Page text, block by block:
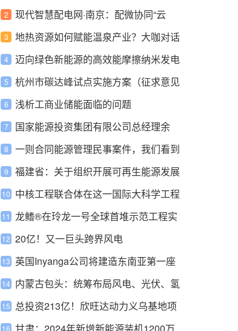
现代智慧配电网·南京：配微协同“云
边”、“光储直柔”互联，能源胜景呈现
地热资源如何赋能温泉产业？大咖对话
共研技术创新
迈向绿色新能源的高效能摩擦纳米发电
机问世
杭州市碳达峰试点实施方案（征求意见
稿）：推动化石能源清洁高效利用
浅析工商业储能面临的问题
国家能源投资集团有限公司总经理余
兵：传统能源的绿色低碳转型正在加速
一则合同能源管理民事案件，我们看到
了什么？
福建省：关于组织开展可再生能源发展
试点示范项目申报的通知
中核工程联合体在这一国际大科学工程
中成功中标
龙鳍®在玲龙一号全球首堆示范工程实
现首台套应用
20亿！又一巨头跨界风电
英国Inyanga公司将建造东南亚第一座
潮汐能发电厂
内蒙古包头：统筹布局风电、光伏、氢
能、储能装备和新能源重卡配套产业
总投资213亿！欣旺达动力义乌基地项